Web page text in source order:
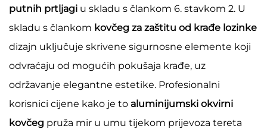
putnih prtljagi u skladu s člankom 6. stavkom 2. U
skladu s člankom kovčeg za zaštitu od krađe lozinke
dizajn uključuje skrivene sigurnosne elemente koji
odvraćaju od mogućih pokušaja krađe, uz
održavanje elegantne estetike. Profesionalni
korisnici cijene kako je to aluminijumski okvirni
kovčeg pruža mir u umu tijekom prijevoza tereta